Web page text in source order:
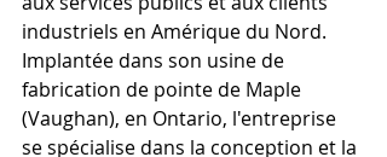
industriels en Amérique du Nord.
Implantée dans son usine de
fabrication de pointe de Maple
(Vaughan), en Ontario, l'entreprise
se spécialise dans la conception et la